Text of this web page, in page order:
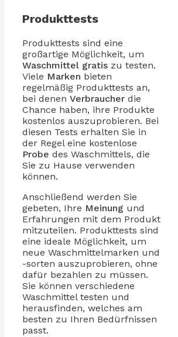
Produkttests
Produkttests sind eine
großartige Möglichkeit, um
Waschmittel gratis zu testen.
Viele Marken bieten
regelmäßig Produkttests an,
bei denen Verbraucher die
Chance haben, ihre Produkte
kostenlos auszuprobieren. Bei
diesen Tests erhalten Sie in
der Regel eine kostenlose
Probe des Waschmittels, die
Sie zu Hause verwenden
können.
Anschließend werden Sie
gebeten, Ihre Meinung und
Erfahrungen mit dem Produkt
mitzuteilen. Produkttests sind
eine ideale Möglichkeit, um
neue Waschmittelmarken und
-sorten auszuprobieren, ohne
dafür bezahlen zu müssen.
Sie können verschiedene
Waschmittel testen und
herausfinden, welches am
besten zu Ihren Bedürfnissen
passt.